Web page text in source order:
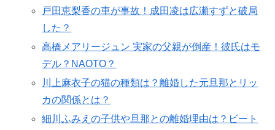
戸田恵梨香の車が事故！成田凌は広瀬すずと破局
した？
高橋メアリージュン 実家の父親が倒産！彼氏はモ
デル？NAOTO？
川上麻衣子の猫の種類は？離婚した元旦那とリッ
カの関係とは？
細川ふみえの子供や旦那との離婚理由は？ビート